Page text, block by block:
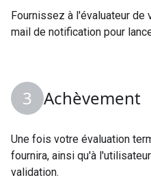
Fournissez à l'évaluateur de
mail de notification pour
Achèvement
Une fois votre évaluation
fournira, ainsi qu'à
validation.